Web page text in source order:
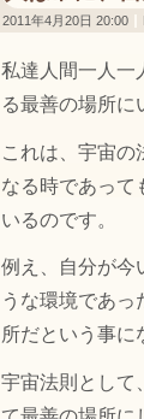
2011年4月20日 20:00
私達人間一人一
る最善の場所に
これは、宇宙の
なる時であって
いるのです。
例え、自分が今
うな環境であ
所だという事に
宇宙法則として